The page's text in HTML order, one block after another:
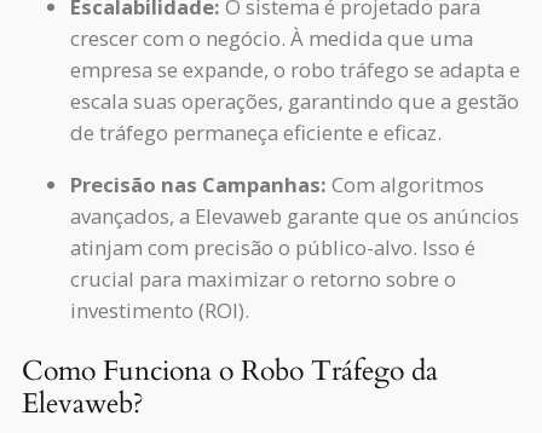
Escalabilidade: O sistema é projetado para
crescer com o negócio. À medida que uma
empresa se expande, o robo tráfego se adapta e
escala suas operações, garantindo que a gestão
de tráfego permaneça eficiente e eficaz.
Precisão nas Campanhas: Com algoritmos
avançados, a Elevaweb garante que os anúncios
atinjam com precisão o público-alvo. Isso é
crucial para maximizar o retorno sobre o
investimento (ROI).
Como Funciona o Robo Tráfego da
Elevaweb?